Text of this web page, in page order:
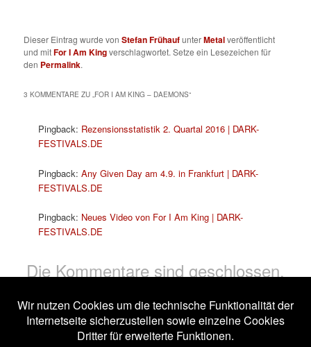
Dieser Eintrag wurde vonStefan FrühaufunterMetalveröffentlicht
und mitFor I Am Kingverschlagwortet. Setze ein Lesezeichen für
den Permalink.
3 KOMMENTARE ZU „FOR I AM KING – DAEMONS“
Pingback: Rezensionsstatistik 2. Quartal 2016 | DARK-
FESTIVALS.DE
Pingback:Any Given Day am 4.9. in Frankfurt | DARK-
FESTIVALS.DE
Pingback: Neues Video von For I Am King | DARK-
FESTIVALS.DE
Die Kommentare sind geschlossen.
Impressum